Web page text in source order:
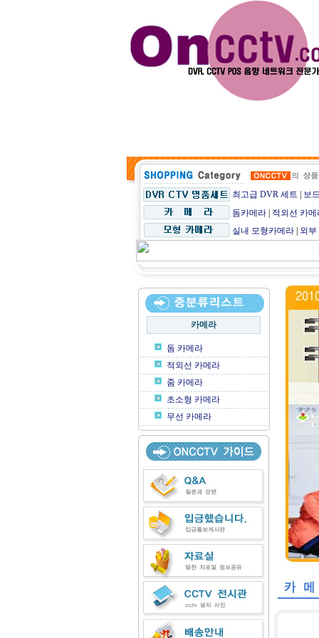
최고급 DVR 세트
보
돔카메라|
적외선 카메
실내 모형카메라| 외부
카메라
돔 카메라
적외선 카메라
줌 카메라
초소형 카메라
무선 카메라